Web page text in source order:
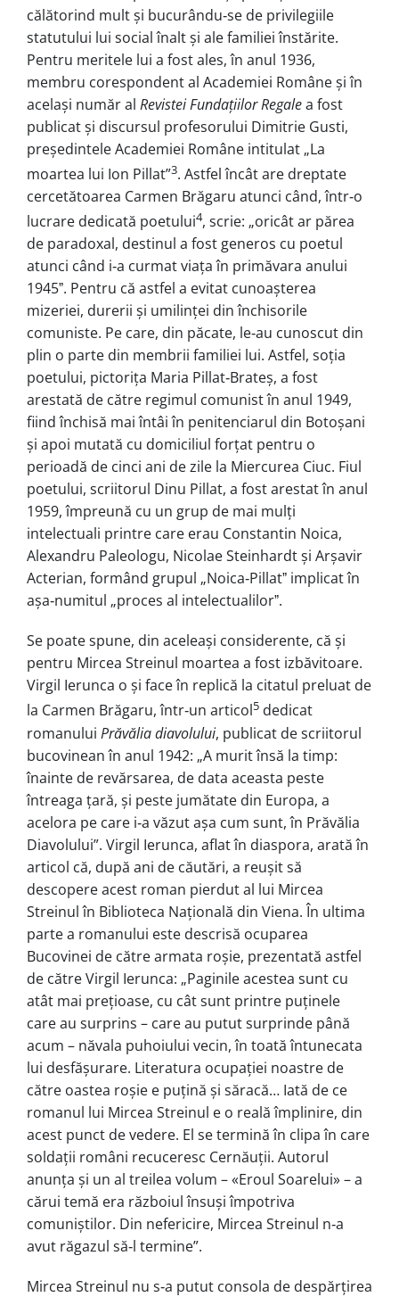
călătorind mult și bucurându‑se de privilegiile
statutului lui social înalt și ale familiei înstărite.
Pentru meritele lui a fost ales, în anul 1936,
membru corespondent al Academiei Române și în
același număr al Revistei Fundațiilor Regalea fost
publicat și discursul profesorului Dimitrie Gusti,
președintele Academiei Române intitulat „La
moartea lui Ion Pillat”3. Astfel încât are dreptate
cercetătoarea Carmen Brăgaru atunci când, într‑o
lucrare dedicată poetului4, scrie: „oricât ar părea
de paradoxal, destinul a fost generos cu poetul
atunci când i‑a curmat viața în primăvara anului
1945ˮ. Pentru că astfel a evitat cunoașterea
mizeriei, durerii și umilinței din închisorile
comuniste. Pe care, din păcate, le‑au cunoscut din
plin o parte din membrii familiei lui. Astfel, soția
poetului, pictorița Maria Pillat‑Brateș, a fost
arestată de către regimul comunist în anul 1949,
fiind închisă mai întâi în penitenciarul din Botoșani
și apoi mutată cu domiciliul forțat pentru o
perioadă de cinci ani de zile la Miercurea Ciuc. Fiul
poetului, scriitorul Dinu Pillat, a fost arestat în anul
1959, împreună cu un grup de mai mulți
intelectuali printre care erau Constantin Noica,
Alexandru Paleologu, Nicolae Steinhardt și Arșavir
Acterian, formând grupul „Noica‑Pillatˮ implicat în
așa‑numitul „proces al intelectualilorˮ.
Se poate spune, din aceleași considerente, că și
pentru Mircea Streinul moartea a fost izbăvitoare.
Virgil Ierunca o și face în replică la citatul preluat de
la Carmen Brăgaru, într‑un articol5dedicat
romanului Prăvălia diavolului, publicat de scriitorul
bucovinean în anul 1942: „A murit însă la timp:
înainte de revărsarea, de data aceasta peste
întreaga ţară, şi peste jumătate din Europa, a
acelora pe care i‑a văzut aşa cum sunt, în Prăvălia
Diavolului”. Virgil Ierunca, aflat în diaspora, arată în
articol că, după ani de căutări, a reușit să
descopere acest roman pierdut al lui Mircea
Streinul în Biblioteca Națională din Viena. În ultima
parte a romanului este descrisă ocuparea
Bucovinei de către armata roșie, prezentată astfel
de către Virgil Ierunca: „Paginile acestea sunt cu
atât mai preţioase, cu cât sunt printre puţinele
care au surprins – care au putut surprinde până
acum – năvala puhoiului vecin, în toată întunecata
lui desfăşurare. Literatura ocupaţiei noastre de
către oastea roşie e puţină şi săracă… Iată de ce
romanul lui Mircea Streinul e o reală împlinire, din
acest punct de vedere. El se termină în clipa în care
soldaţii români recuceresc Cernăuţii. Autorul
anunţa şi un al treilea volum – «Eroul Soarelui» – a
cărui temă era războiul însuşi împotriva
comuniştilor. Din nefericire, Mircea Streinul n‑a
avut răgazul să‑l termine”.
Mircea Streinul nu s‑a putut consola de despărțirea